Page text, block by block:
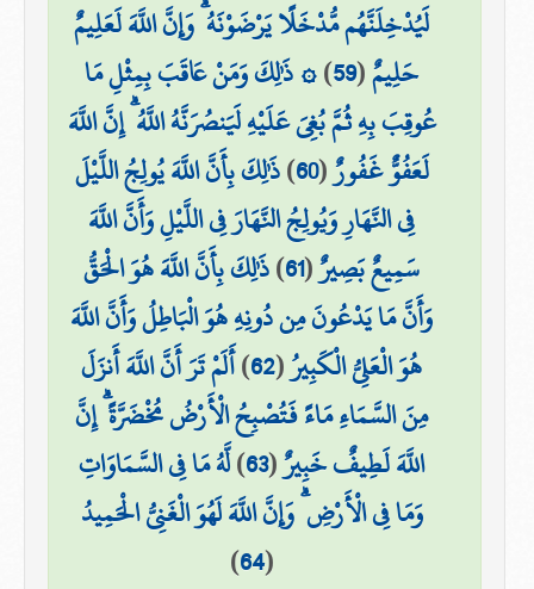
لَيُدْخِلَنَّهُم مُّدْخَلًا يَرْضَوْنَهُ ۗ وَإِنَّ اللَّهَ لَعَلِيمٌ
حَلِيمٌ(
59
)۞ ذَٰلِكَ وَمَنْ عَاقَبَ بِمِثْلِ مَا
عُوقِبَ بِهِ ثُمَّ بُغِيَ عَلَيْهِ لَيَنصُرَنَّهُ اللَّهُ ۗ إِنَّ اللَّهَ
لَعَفُوٌّ غَفُورٌ(
60
)ذَٰلِكَ بِأَنَّ اللَّهَ يُولِجُ اللَّيْلَ
فِي النَّهَارِ وَيُولِجُ النَّهَارَ فِي اللَّيْلِ وَأَنَّ اللَّهَ
سَمِيعٌ بَصِيرٌ(
61
)ذَٰلِكَ بِأَنَّ اللَّهَ هُوَ الْحَقُّ
وَأَنَّ مَا يَدْعُونَ مِن دُونِهِ هُوَ الْبَاطِلُ وَأَنَّ اللَّهَ
هُوَ الْعَلِيُّ الْكَبِيرُ(
62
)أَلَمْ تَرَ أَنَّ اللَّهَ أَنزَلَ
مِنَ السَّمَاءِ مَاءً فَتُصْبِحُ الْأَرْضُ مُخْضَرَّةً ۗ إِنَّ
اللَّهَ لَطِيفٌ خَبِيرٌ(
63
)لَّهُ مَا فِي السَّمَاوَاتِ
وَمَا فِي الْأَرْضِ ۗ وَإِنَّ اللَّهَ لَهُوَ الْغَنِيُّ الْحَمِيدُ
(
64
)